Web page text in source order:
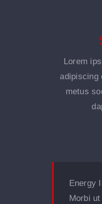
Lorem
adipiscing
metus
Energy
Morbi